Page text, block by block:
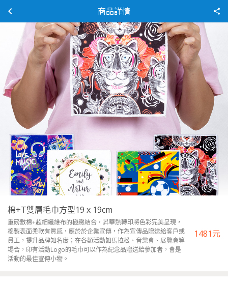
商品詳情
棉+T雙層毛巾方型19 x 19cm
重磅數棉+超細纖維布的極緻結合，昇華熱轉印將色彩完美呈現，
棉製表面柔軟有質感，應於於企業宣傳，作為宣傳品贈送給客戶或
員工，提升品牌知名度；在各類活動如馬拉松、音樂會、展覽會等
場合，印有活動Logo的毛巾可以作為紀念品贈送給參加者，會是
活動的最佳宣傳小物。
1481元